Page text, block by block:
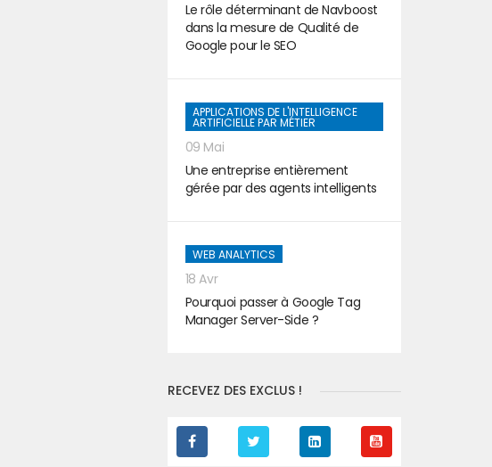
Le rôle déterminant de Navboost
dans la mesure de Qualité de
Google pour le SEO
APPLICATIONS DE L'INTELLIGENCE
ARTIFICIELLE PAR MÉTIER
09 Mai
Une entreprise entièrement
gérée par des agents intelligents
WEB ANALYTICS
18 Avr
Pourquoi passer à Google Tag
Manager Server-Side ?
RECEVEZ DES EXCLUS !